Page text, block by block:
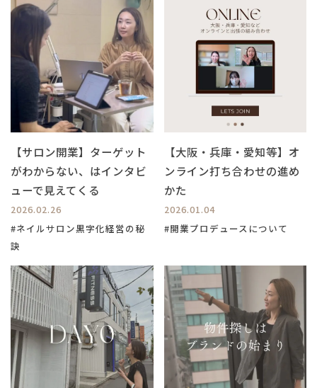
【サロン開業】ターゲット
がわからない、はインタビ
ューで見えてくる
2026.02.26
#ネイルサロン黒字化経営の秘
訣
【大阪・兵庫・愛知等】オ
ンライン打ち合わせの進め
かた
2026.01.04
#開業プロデュースについて